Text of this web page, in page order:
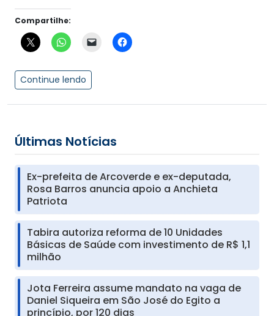
Compartilhe:
Continue lendo
Últimas Notícias
Ex-prefeita de Arcoverde e ex-deputada,
Rosa Barros anuncia apoio a Anchieta
Patriota
Tabira autoriza reforma de 10 Unidades
Básicas de Saúde com investimento de R$ 1,1
milhão
Jota Ferreira assume mandato na vaga de
Daniel Siqueira em São José do Egito a
princípio, por 120 dias